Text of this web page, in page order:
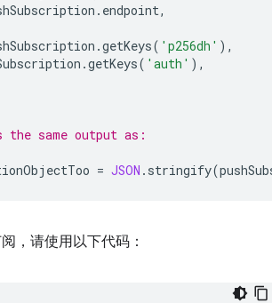
. endpoint,
.getKeys( 'p256dh' ),
.getKeys( 'auth' ),
same output as:
= JSON . stringify(
，请使用以下代码：